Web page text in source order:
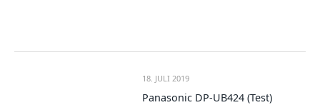
18. JULI 2019
Panasonic DP-UB424 (Test)